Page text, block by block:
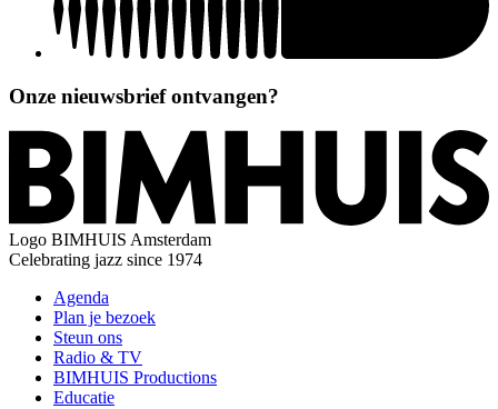
Onze nieuwsbrief ontvangen?
Logo BIMHUIS Amsterdam
Celebrating jazz since 1974
Agenda
Plan je bezoek
Steun ons
Radio & TV
BIMHUIS Productions
Educatie